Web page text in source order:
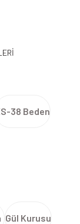
38 Beden
Gül Kurusu